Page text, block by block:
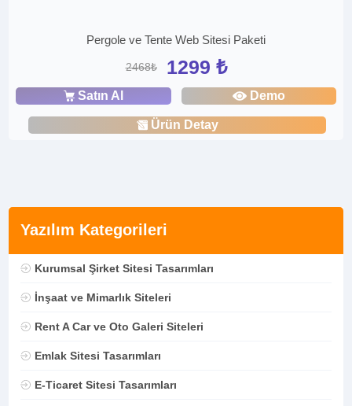
Yazılım Kategorileri
Kurumsal Şirket Sitesi Tasarımları
İnşaat ve Mimarlık Siteleri
Rent A Car ve Oto Galeri Siteleri
Emlak Sitesi Tasarımları
E-Ticaret Sitesi Tasarımları
Pergole ve Tente Web Sitesi Paketi
2468₺ 1299 ₺
Satın Al Demo
Ürün Detay